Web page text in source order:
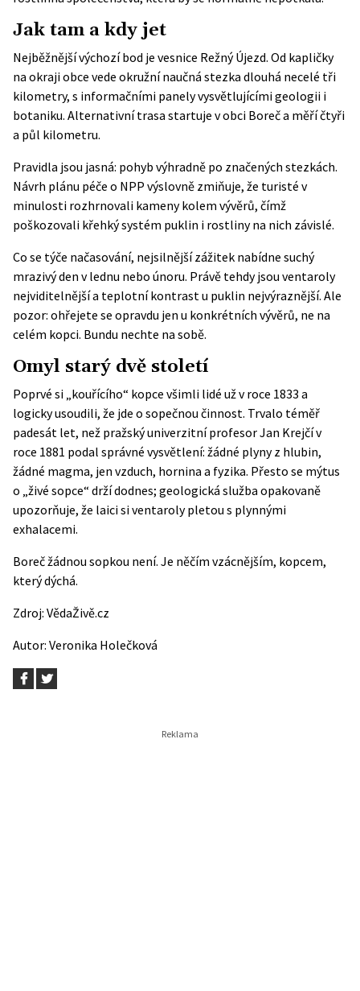
Jak tam a kdy jet
Nejběžnější výchozí bod je vesnice Režný Újezd. Od kapličky
na okraji obce vede okružnínaučná stezka dlouhá necelé tři
kilometry, s informačními panely vysvětlujícími geologii i
botaniku. Alternativní trasa startuje v obci Boreč a měří čtyři
a půl kilometru.
Pravidla jsou jasná: pohyb výhradně po značených stezkách.
Návrh plánu péče o NPP výslovně zmiňuje, že turisté v
minulosti rozhrnovali kameny kolem vývěrů, čímž
poškozovali křehký systém puklin i rostliny na nich závislé.
Co se týče načasování, nejsilnější zážitek nabídne suchý
mrazivý den v lednu nebo únoru. Právě tehdy jsou ventaroly
nejviditelnější a teplotní kontrast u puklin nejvýraznější. Ale
pozor: ohřejete se opravdu jen u konkrétních vývěrů, ne na
celém kopci. Bundu nechte na sobě.
Omyl starý dvě století
Poprvé si „kouřícího“ kopce všimli lidé už v roce 1833 a
logicky usoudili, že jde o sopečnou činnost. Trvalo téměř
padesát let, než pražský univerzitní profesor Jan Krejčí v
roce 1881 podal správné vysvětlení: žádné plyny z hlubin,
žádné magma, jen vzduch, hornina a fyzika. Přesto se mýtus
o „živé sopce“ drží dodnes; geologická služba opakovaně
upozorňuje, že laici si ventaroly pletou s plynnými
exhalacemi.
Boreč žádnou sopkou není. Je něčím vzácnějším, kopcem,
který dýchá.
Zdroj: VědaŽivě.cz
Autor: Veronika Holečková